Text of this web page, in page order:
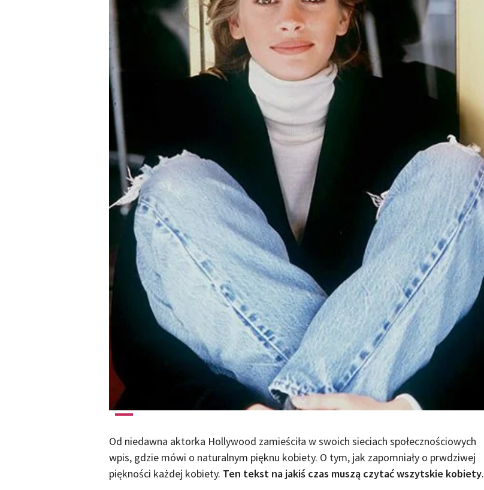
Od niedawna aktorka Hollywood zamieściła w swoich sieciach społecznościowych
wpis, gdzie mówi o naturalnym pięknu kobiety. O tym, jak zapomniały o prwdziwej
piękności każdej kobiety. Ten tekst na jakiś czas muszą czytać wszytskie kobiety.